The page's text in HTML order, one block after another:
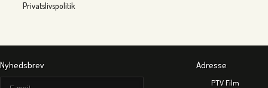
Privatslivspolitik
Nyhedsbrev Adresse
PTV Film